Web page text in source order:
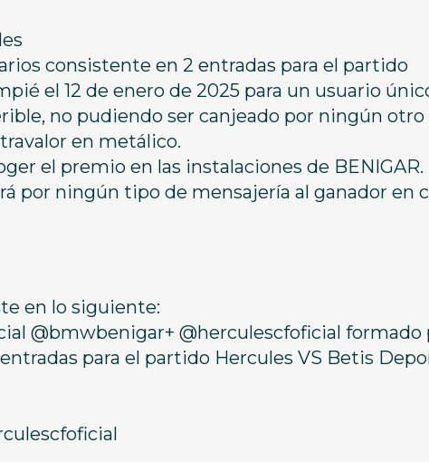
consistente en 2 entradas para el partido
el 12 de enero de 2025 para un usuario
no pudiendo ser canjeado por ningún otro
en metálico.
el premio en las instalaciones de BENIGAR.
por ningún tipo de mensajería al ganador en
en lo siguiente:
@bmwbenigar+ @herculescfoficial formado
para el partido Hercules VS Betis